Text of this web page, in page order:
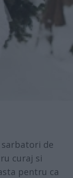
de
curaj si
pentru ca